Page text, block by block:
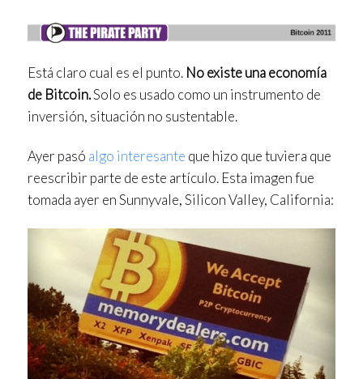
Está claro cual es el punto. No existe una economía
de Bitcoin.Solo es usado como un instrumento de
inversión, situación no sustentable.
Ayer pasó algo interesante que hizo que tuviera que
reescribir parte de este artículo. Esta imagen fue
tomada ayer en Sunnyvale, Silicon Valley, California: